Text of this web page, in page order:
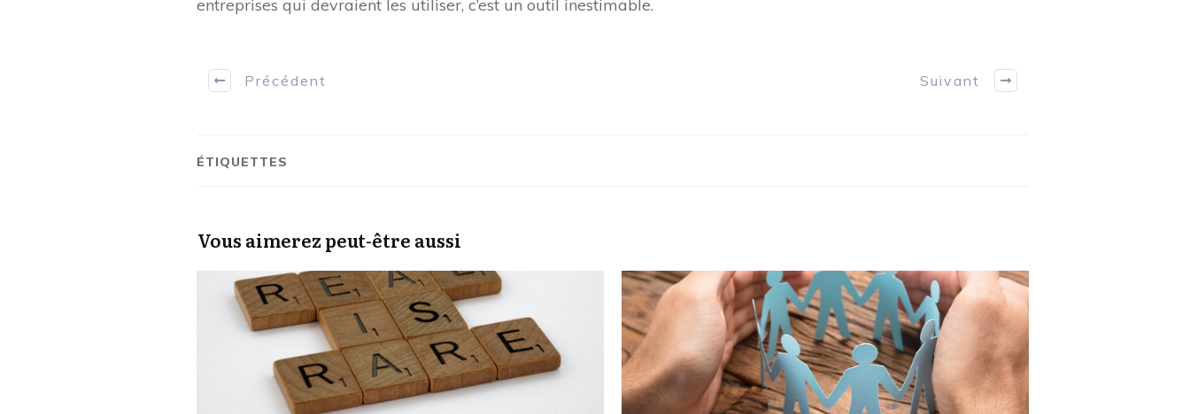
entreprises qui devraient les utiliser, c’est un outil inestimable.
Précédent Suivant
ÉTIQUETTES
Vous aimerez peut-être aussi